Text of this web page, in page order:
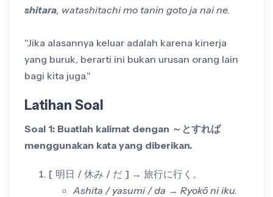
shitara, watashitachi mo tanin goto ja nai ne.
"Jika alasannya keluar adalah karena kinerja
yang buruk, berarti ini bukan urusan orang lain
bagi kita juga."
Latihan Soal
Soal 1: Buatlah kalimat dengan ～とすれば
menggunakan kata yang diberikan.
[ 明日 / 休み / だ ] → 旅行に行く。
Ashita / yasumi / da → Ryokō ni iku.